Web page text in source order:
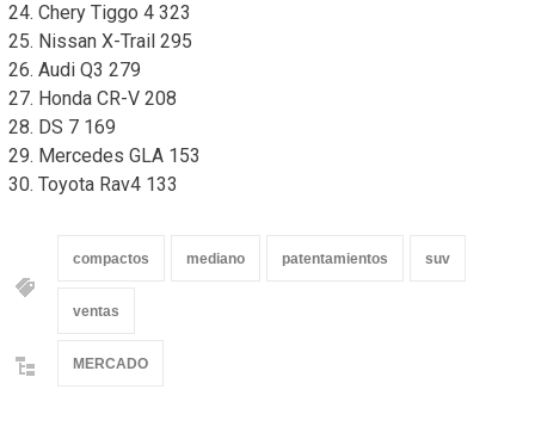
24. Chery Tiggo 4 323
25. Nissan X-Trail 295
26. Audi Q3 279
27. Honda CR-V 208
28. DS 7 169
29. Mercedes GLA 153
30. Toyota Rav4 133
compactos mediano patentamientos suv
ventas
MERCADO